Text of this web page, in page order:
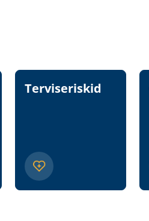
Terviseriskid